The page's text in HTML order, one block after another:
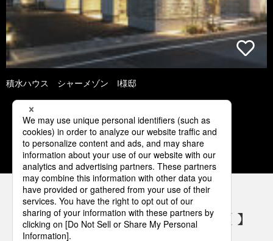
積水ハウス シャーメゾン I様邸
2 3 4 5 6
パナソニックの電気設備 SNSアカウント